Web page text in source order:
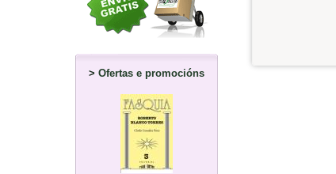
> Ofertas e promocións